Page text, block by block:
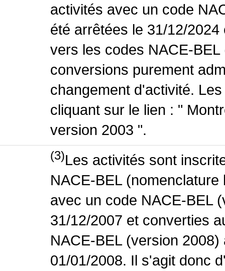
activités avec un code
été arrêtées le 31/12/
vers les codes NACE-
conversions purement
changement d'activité.
cliquant sur le lien : "
version 2003 ".
(3)Les activités sont
NACE-BEL
avec un code NACE-BEL
31/12/2007 et converties
NACE-BEL (version
01/01/2008. Il s'agit donc